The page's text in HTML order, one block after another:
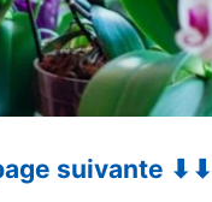
suivante ⬇⬇